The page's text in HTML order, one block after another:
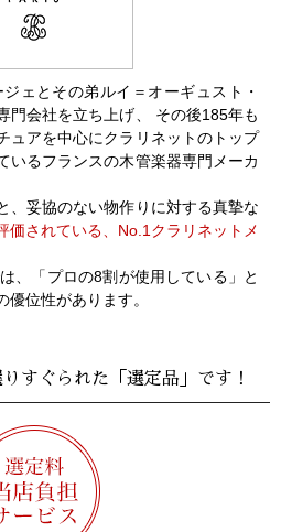
ェとその弟ルイ＝オーギュスト・
門会社を立ち上げ、 その後185年も
ュアを中心にクラリネットのトップ
いるフランスの木管楽器専門メーカ
、妥協のない物作りに対する真摯な
価されている、No.1クラリネットメ
、「プロの8割が使用している」と
位性があります。
すぐられた「選定品」です！